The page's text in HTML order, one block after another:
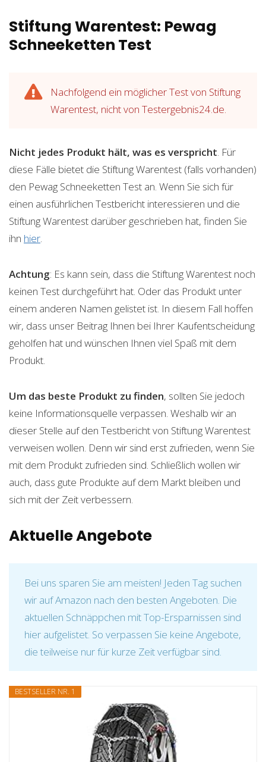
Stiftung Warentest: Pewag
Schneeketten Test
Nachfolgend ein möglicher Test von Stiftung
Warentest, nicht von Testergebnis24.de.
Nicht jedes Produkt hält, was es verspricht. Für
diese Fälle bietet die Stiftung Warentest (falls vorhanden)
den Pewag Schneeketten Test an. Wenn Sie sich für
einen ausführlichen Testbericht interessieren und die
Stiftung Warentest darüber geschrieben hat, finden Sie
ihn hier.
Achtung: Es kann sein, dass die Stiftung Warentest noch
keinen Test durchgeführt hat. Oder das Produkt unter
einem anderen Namen gelistet ist. In diesem Fall hoffen
wir, dass unser Beitrag Ihnen bei Ihrer Kaufentscheidung
geholfen hat und wünschen Ihnen viel Spaß mit dem
Produkt.
Um das beste Produkt zu finden, sollten Sie jedoch
keine Informationsquelle verpassen. Weshalb wir an
dieser Stelle auf den Testbericht von Stiftung Warentest
verweisen wollen. Denn wir sind erst zufrieden, wenn Sie
mit dem Produkt zufrieden sind. Schließlich wollen wir
auch, dass gute Produkte auf dem Markt bleiben und
sich mit der Zeit verbessern.
Aktuelle Angebote
Bei uns sparen Sie am meisten! Jeden Tag suchen
wir auf Amazon nach den besten Angeboten. Die
aktuellen Schnäppchen mit Top-Ersparnissen sind
hier aufgelistet. So verpassen Sie keine Angebote,
die teilweise nur für kurze Zeit verfügbar sind.
BESTSELLER NR. 1